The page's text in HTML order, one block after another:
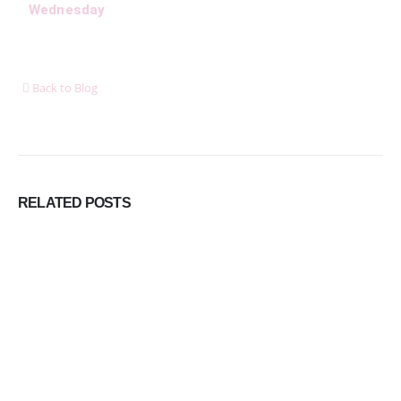
Wednesday
Back to Blog
RELATED POSTS
8 dôležitých postáv Harryho Pottera, ktoré boli pri tvorbe filmu
Ukázalo sa, že cestovanie nás robí oveľa šťastnejšími ako